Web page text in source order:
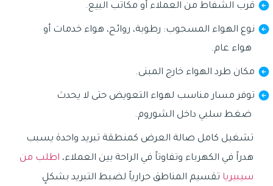
قرب الشفاط من العملاء أو مكاتب البيع.
نوع الهواء المسحوب: رطوبة، روائح، هواء خدمات أو
هواء عام.
مكان طرد الهواء خارج المبنى.
توفر مسار مناسب لهواء التعويض حتى لا يحدث
ضغط سلبي داخل الشوروم.
تشغيل كامل صالة العرض كمنطقة تبريد واحدة يسبب
هدراً في الكهرباء وتفاوتاً في الراحة بين العملاء، اطلب من
سيبيريا تقسيم المناطق حرارياً لضبط التبريد بشكلٍ